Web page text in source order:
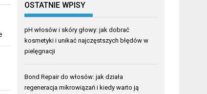
OSTATNIE WPISY
pH włosów i skóry głowy: jak dobrać
kosmetyki i unikać najczęstszych błędów w
pielęgnacji
Bond Repair do włosów: jak działa
regeneracja mikrowiązań i kiedy warto ją